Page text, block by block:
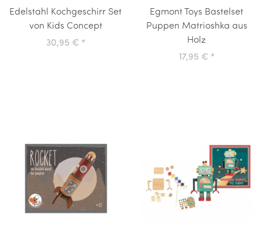
Edelstahl Kochgeschirr Set
von Kids Concept
30,95 € *
Egmont Toys Bastelset
Puppen Matrioshka aus
Holz
17,95 € *